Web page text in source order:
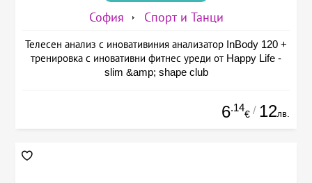
София Спорт и Танци
Телесен анализ с иновативиния анализатор InBody 120 +
тренировка с иновативни фитнес уреди от Happy Life -
slim &amp; shape club
6.14
€ / 12лв.